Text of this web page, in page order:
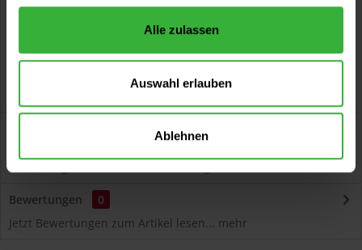
Alle zulassen
Auswahl erlauben
Ablehnen
Persönliche Beratung unter040 60 77 65 23
Lackierungen und Lackausbesserungen am Auto...
Bewertungen
0
Jetzt Bewertungen zum Artikel lesen... mehr